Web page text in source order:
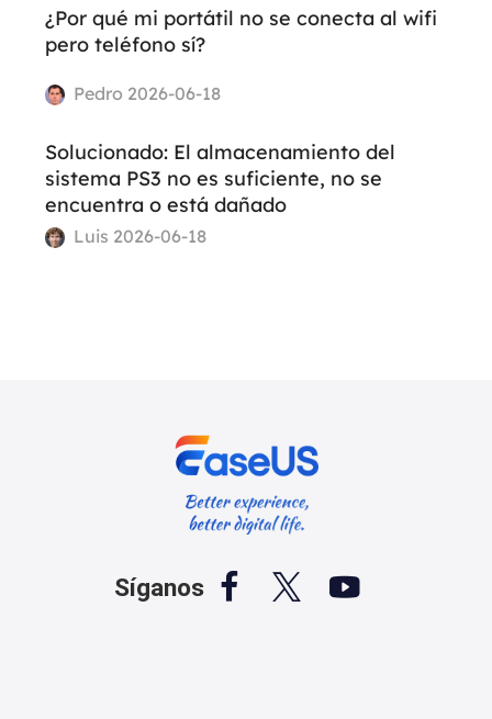
¿Por qué mi portátil no se conecta al wifi
pero teléfono sí?
Pedro 2026-06-18
Solucionado: El almacenamiento del
sistema PS3 no es suficiente, no se
encuentra o está dañado
Luis 2026-06-18
Síganos   